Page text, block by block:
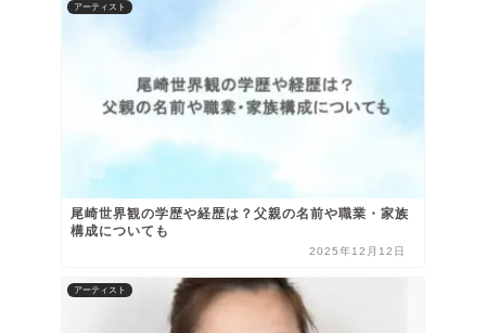
アーティスト
尾崎世界観の学歴や経歴は？父親の名前や職業・家族
構成についても
2025年12月12日
アーティスト